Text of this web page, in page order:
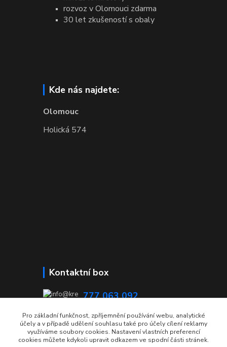
rozvoz v Olomouci zdarma
30 let zkušeností s obaly
Kde nás najdete:
Olomouc
Holická 574
Kontaktní box
777 063 092
info@krecmer.cz
Pro základní funkčnost, zpříjemnění používání webu, analytické
účely a v případě udělení souhlasu také pro účely cílení reklamy
využíváme soubory cookies. Nastavení vlastních preferencí
cookies můžete kdykoli upravit odkazem ve spodní části stránek.